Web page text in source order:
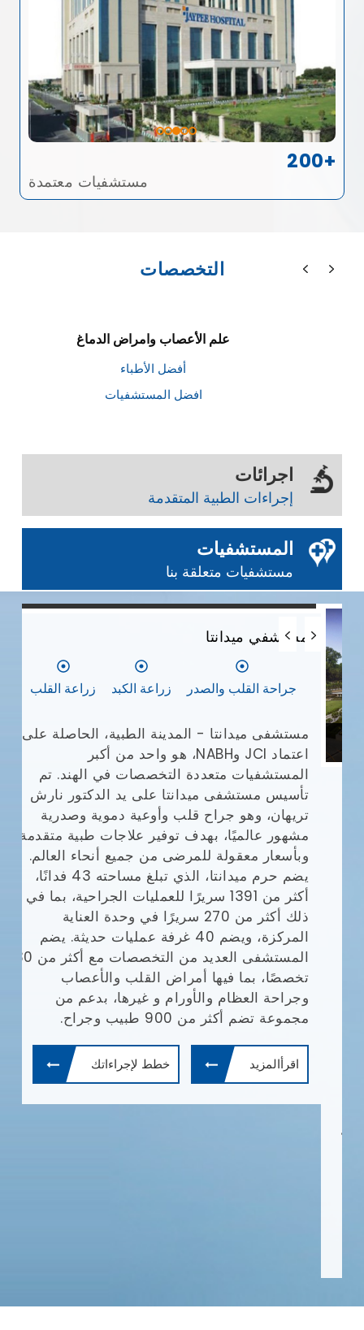
200+
مستشفيات معتمدة
التخصصات
علم الأعصاب وامراض الدماغ
أفضل الأطباء
افضل المستشفيات
اجرائات
إجراءات الطبية المتقدمة
المستشفيات
مستشفيات متعلقة بنا
0 0 0
مستشفي ميدانتا
جراحة القلب والصدر زراعة الكبد زراعة القلب
مستشفى ميدانتا - المدينة الطبية، الحاصلة على
اعتماد JCI وNABH، هو واحد من أكبر
المستشفيات متعددة التخصصات في الهند. تم
تأسيس مستشفى ميدانتا على يد الدكتور نارش
تريهان، وهو جراح قلب وأوعية دموية وصدرية
مشهور عالميًا، بهدف توفير علاجات طبية متقدمة
وبأسعار معقولة للمرضى من جميع أنحاء العالم.
يضم حرم ميدانتا، الذي تبلغ مساحته 43 فدانًا،
أكثر من 1391 سريرًا للعمليات الجراحية، بما في
ذلك أكثر من 270 سريرًا في وحدة العناية
المركزة، ويضم 40 غرفة عمليات حديثة. يضم
المستشفى العديد من التخصصات مع أكثر من 30
تخصصًا، بما فيها أمراض القلب والأعصاب
وجراحة العظام والأورام و غيرها، بدعم من
مجموعة تضم أكثر من 900 طبيب وجراح.
اقرأالمزيد خطط لإجراءاتك